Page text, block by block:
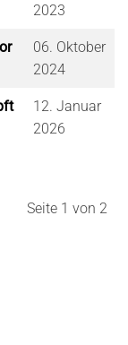
2023
06. Oktober
2024
12. Januar
2026
Seite 1 von 2